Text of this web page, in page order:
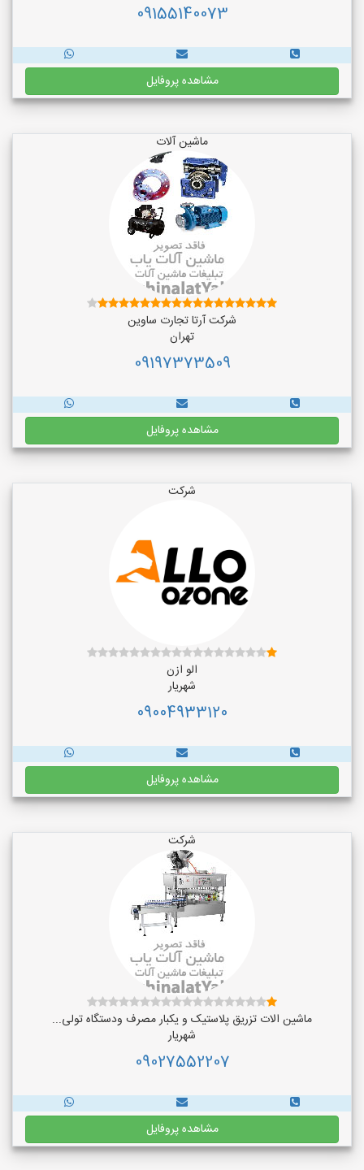
09155140073
مشاهده پروفایل
ماشین آلات
شرکت آرتا تجارت ساوین
تهران
09197373509
مشاهده پروفایل
شرکت
الو ازن
شهریار
09004933120
مشاهده پروفایل
شرکت
ماشین الات تزریق پلاستیک و یکبار مصرف ودستگاه تولی...
شهریار
09027552207
مشاهده پروفایل